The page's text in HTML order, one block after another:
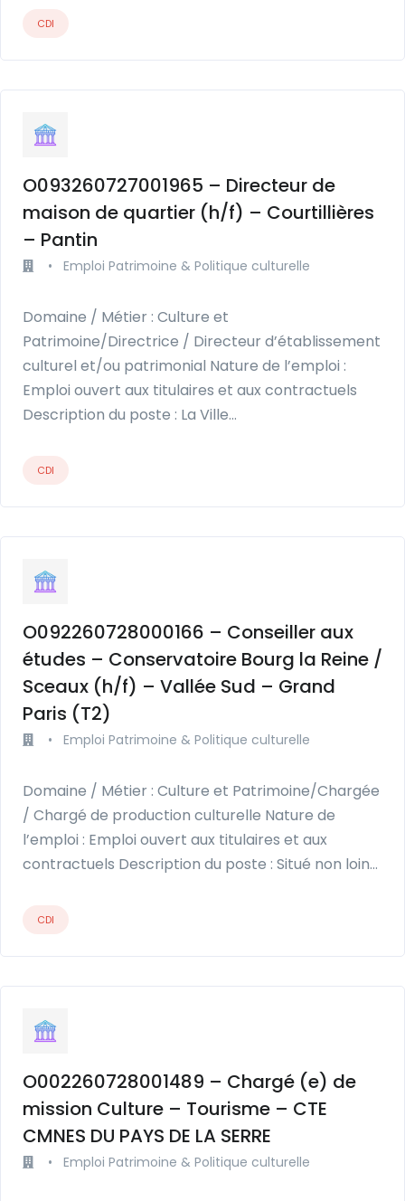
CDI
O093260727001965 – Directeur de
maison de quartier (h/f) – Courtillières
– Pantin
• Emploi Patrimoine & Politique culturelle
Domaine / Métier : Culture et
Patrimoine/Directrice / Directeur d’établissement
culturel et/ou patrimonial Nature de l’emploi :
Emploi ouvert aux titulaires et aux contractuels
Description du poste : La Ville…
CDI
O092260728000166 – Conseiller aux
études – Conservatoire Bourg la Reine /
Sceaux (h/f) – Vallée Sud – Grand
Paris (T2)
• Emploi Patrimoine & Politique culturelle
Domaine / Métier : Culture et Patrimoine/Chargée
/ Chargé de production culturelle Nature de
l’emploi : Emploi ouvert aux titulaires et aux
contractuels Description du poste : Situé non loin…
CDI
O002260728001489 – Chargé (e) de
mission Culture – Tourisme – CTE
CMNES DU PAYS DE LA SERRE
• Emploi Patrimoine & Politique culturelle